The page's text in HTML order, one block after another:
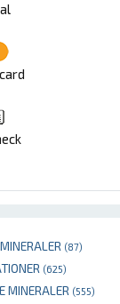
(87)
(625)
MINERALER (555)